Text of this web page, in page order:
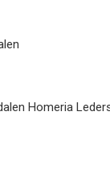
Homeria